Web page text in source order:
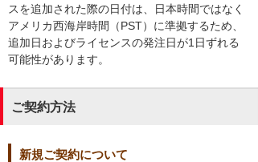
スを追加された際の日付は、日本時間ではなく
アメリカ西海岸時間（PST）に準拠するため、
追加日およびライセンスの発注日が1日ずれる
可能性があります。
ご契約方法
新規ご契約について